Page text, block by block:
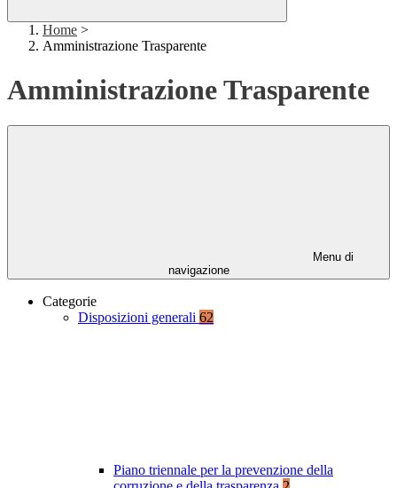
Home >
Amministrazione Trasparente
Amministrazione Trasparente
Menu di
navigazione
Categorie
Disposizioni generali 62
Piano triennale per la prevenzione della